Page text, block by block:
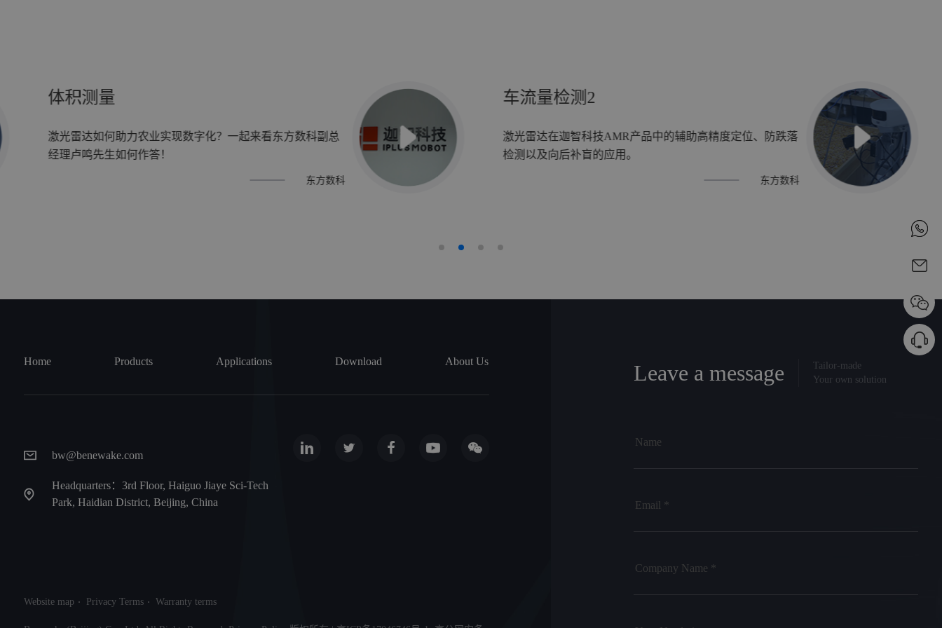
体积测量
激光雷达如何助力农业实现数字化？一起来看东方数科副总
经理卢鸣先生如何作答！
东方数科
车流量检测2
激光雷达在迦智科技AMR产品中的辅助高精度定位、防跌落
检测以及向后补盲的应用。
东方数科
Home Products Applications Download About Us
bw@benewake.com
Headquarters：3rd Floor, Haiguo Jiaye Sci-Tech
Park, Haidian District, Beijing, China
Website map Privacy Terms Warranty terms
Leave a message
Tailor-made
Your own solution